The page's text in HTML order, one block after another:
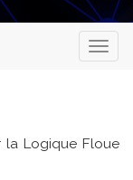
la Logique Floue